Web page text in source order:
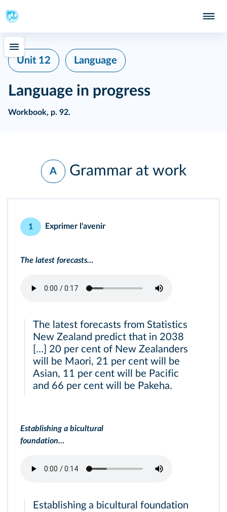
Unit 12 Language
Language in progress
Workbook, p. 92.
A Grammar at work
1 Exprimer l'avenir
The latest forecasts…
The latest forecasts from Statistics
New Zealand predict that in 2038
[…] 20 per cent of New Zealanders
will be Maori, 21 per cent will be
Asian, 11 per cent will be Pacific
and 66 per cent will be Pakeha.
Establishing a bicultural
foundation…
Establishing a bicultural foundation